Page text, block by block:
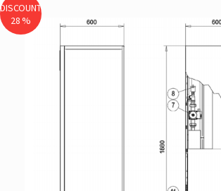
DISCOUNT
28 %